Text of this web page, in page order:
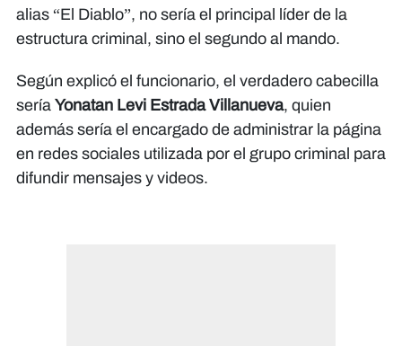
alias “El Diablo”, no sería el principal líder de la
estructura criminal, sino el segundo al mando.
Según explicó el funcionario, el verdadero cabecilla
sería Yonatan Levi Estrada Villanueva, quien
además sería el encargado de administrar la página
en redes sociales utilizada por el grupo criminal para
difundir mensajes y videos.